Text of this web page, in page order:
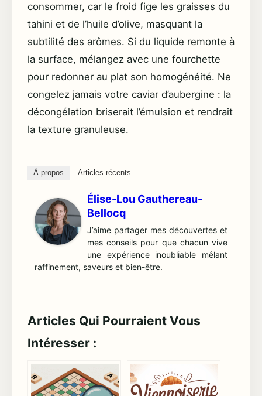
consommer, car le froid fige les graisses du
tahini et de l’huile d’olive, masquant la
subtilité des arômes. Si du liquide remonte à
la surface, mélangez avec une fourchette
pour redonner au plat son homogénéité. Ne
congelez jamais votre caviar d’aubergine : la
décongélation briserait l’émulsion et rendrait
la texture granuleuse.
À propos Articles récents
Élise-Lou Gauthereau-
Bellocq
J’aime partager mes découvertes et
mes conseils pour que chacun vive
une expérience inoubliable mêlant
raffinement, saveurs et bien-être.
Articles Qui Pourraient Vous
Intéresser :